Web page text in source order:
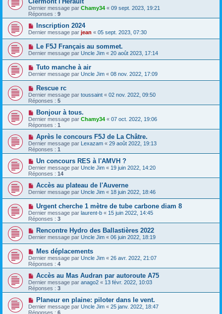
Dernier message par Chamy34 « 09 sept. 2023, 19:21
Réponses : 9
Inscription 2024
Dernier message par jean « 05 sept. 2023, 07:30
Le F5J Français au sommet.
Dernier message par Uncle Jim « 20 août 2023, 17:14
Tuto manche à air
Dernier message par Uncle Jim « 08 nov. 2022, 17:09
Rescue rc
Dernier message par toussaint « 02 nov. 2022, 09:50
Réponses : 5
Bonjour à tous.
Dernier message par Chamy34 « 07 oct. 2022, 19:06
Réponses : 1
Après le concours F5J de La Châtre.
Dernier message par Lexazam « 29 août 2022, 19:13
Réponses : 1
Un concours RES à l'AMVH ?
Dernier message par Uncle Jim « 19 juin 2022, 14:20
Réponses : 14
Accès au plateau de l'Auverne
Dernier message par Uncle Jim « 18 juin 2022, 18:46
Urgent cherche 1 mètre de tube carbone diam 8
Dernier message par laurent-b « 15 juin 2022, 14:45
Réponses : 3
Rencontre Hydro des Ballastières 2022
Dernier message par Uncle Jim « 06 juin 2022, 18:19
Mes déplacements
Dernier message par Uncle Jim « 26 avr. 2022, 21:07
Réponses : 4
Accès au Mas Audran par autoroute A75
Dernier message par anago2 « 13 févr. 2022, 10:03
Réponses : 3
Planeur en plaine: piloter dans le vent.
Dernier message par Uncle Jim « 25 janv. 2022, 18:47
Réponses : 6